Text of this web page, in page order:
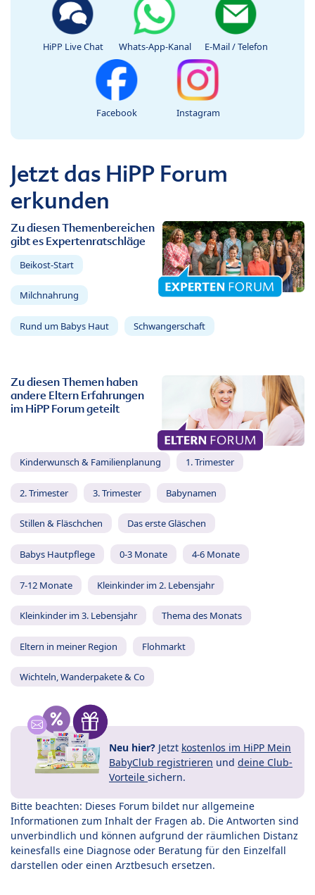
HiPP Live Chat Whats-App-Kanal E-Mail / Telefon
Facebook Instagram
Jetzt das HiPP Forum
erkunden
Zu diesen Themenbereichen
gibt es Expertenratschläge
Beikost-Start
Milchnahrung
Rund um Babys Haut Schwangerschaft
Zu diesen Themen haben
andere Eltern Erfahrungen
im HiPP Forum geteilt
Kinderwunsch & Familienplanung 1. Trimester
2. Trimester 3. Trimester Babynamen
Stillen & Fläschchen Das erste Gläschen
Babys Hautpflege 0-3 Monate 4-6 Monate
7-12 Monate Kleinkinder im 2. Lebensjahr
Kleinkinder im 3. Lebensjahr Thema des Monats
Eltern in meiner Region Flohmarkt
Wichteln, Wanderpakete & Co
Neu hier? Jetzt kostenlos im HiPP Mein
BabyClub registrieren und deine Club-
Vorteile sichern.
Bitte beachten: Dieses Forum bildet nur allgemeine
Informationen zum Inhalt der Fragen ab. Die Antworten sind
unverbindlich und können aufgrund der räumlichen Distanz
keinesfalls eine Diagnose oder Beratung für den Einzelfall
darstellen oder einen Arztbesuch ersetzen.